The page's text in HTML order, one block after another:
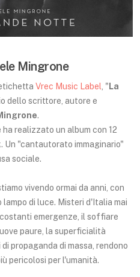
Mingrone
Vrec Music Label, " La
dello scrittore, autore e
.
realizzato un album con 12
"cantautorato immaginario"
sociale.
vivendo ormai da anni, con
di luce. Misteri d'Italia mai
emergenze, il soffiare
paure, la superficialità
propaganda di massa, rendono
pericolosi per l'umanità.